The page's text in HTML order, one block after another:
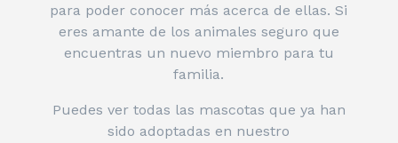
para poder conocer más acerca de ellas. Si
eres amante de los animales seguro que
encuentras un nuevo miembro para tu
familia.
Puedes ver todas las mascotas que ya han
sido adoptadas en nuestro